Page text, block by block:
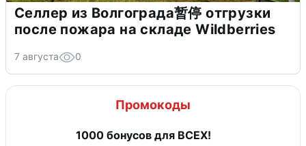
Селлер из Волгограда暂停 отгрузки
после пожара на складе Wildberries
7 августа 0
Промокоды
1000 бонусов для ВСЕХ!